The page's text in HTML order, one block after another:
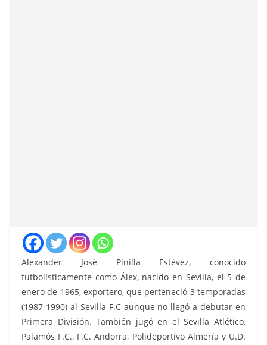
Alexander José Pinilla Estévez, conocido
futbolísticamente como Álex, nacido en Sevilla, el 5 de
enero de 1965, exportero, que perteneció 3 temporadas
(1987-1990) al Sevilla F.C aunque no llegó a debutar en
Primera División. También jugó en el Sevilla Atlético,
Palamós F.C., F.C. Andorra, Polideportivo Almería y U.D.